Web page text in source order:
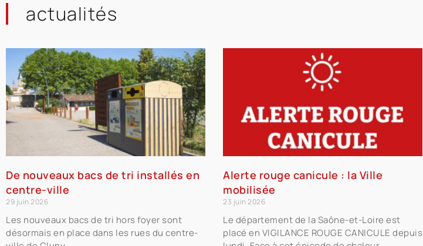
actualités
De nouveaux bacs de tri installés en
centre-ville
29 juin 2026
Les nouveaux bacs de tri hors foyer sont
désormais en place dans les rues du centre-
Alerte rouge canicule : la Ville
mobilisée
23 juin 2026
Le département de la Saône-et-Loire est
placé en VIGILANCE ROUGE CANICULE depuis